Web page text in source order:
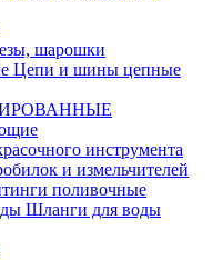
шарошки
Цепи и шины цепные
инструмента
и измельчителей
поливочные
Шланги для воды